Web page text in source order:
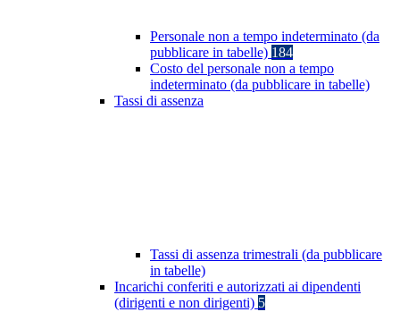
Personale non a tempo indeterminato (da
pubblicare in tabelle) 184
Costo del personale non a tempo
indeterminato (da pubblicare in tabelle)
Tassi di assenza
Tassi di assenza trimestrali (da pubblicare
in tabelle)
Incarichi conferiti e autorizzati ai dipendenti
(dirigenti e non dirigenti) 5